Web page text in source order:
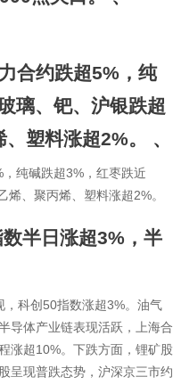
合约跌超5%，纯
璃、钯、沪银跌超
塑料涨超2%。
、
纯碱跌超3%，红枣跌近
、聚丙烯、塑料涨超2%。
半日涨超3%，半
科创50指数涨超3%。油气
导体产业链表现活跃，上海合
涨超10%。下跌方面，锂矿股
呈现普跌态势，沪深京三市约